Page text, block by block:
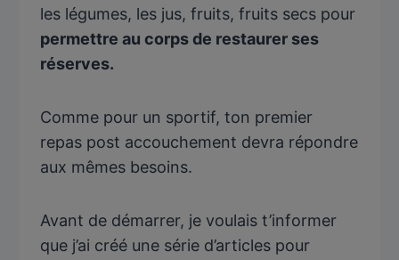
les légumes, les jus, fruits, fruits secs pour
permettre au corps de restaurer ses
réserves.
Comme pour un sportif, ton premier
repas post accouchement devra répondre
aux mêmes besoins.
Avant de démarrer, je voulais t’informer
que j’ai créé une série d’articles pour